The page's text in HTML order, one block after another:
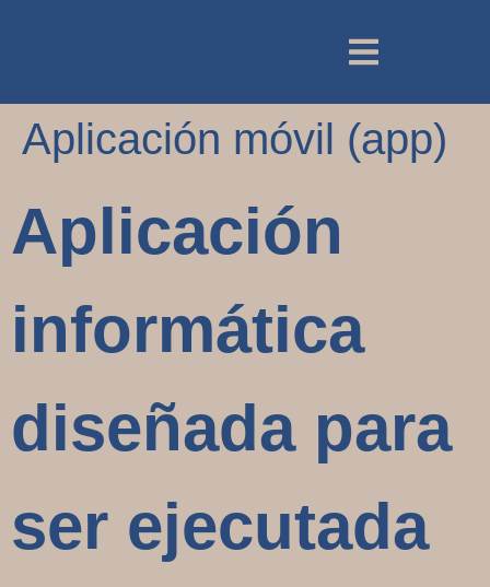
Aplicación móvil (app)
Aplicación
informática
diseñada para
ser ejecutada